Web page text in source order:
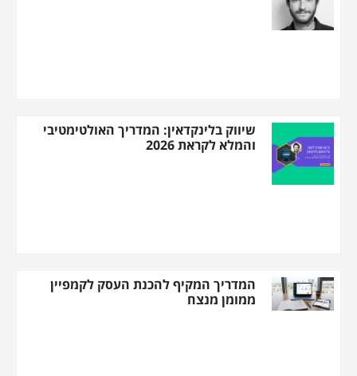
שיווק בלינקדאין: המדריך האולטימטיבי
והמלא לקראת 2026
המדריך המקיף להכנת העסק לקמפיין
ממומן מנצח